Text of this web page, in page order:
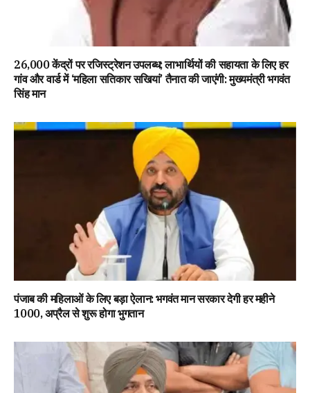
26,000 केंद्रों पर रजिस्ट्रेशन उपलब्ध; लाभार्थियों की सहायता के लिए हर
गांव और वार्ड में ‘महिला सतिकार सखियां’ तैनात की जाएंगी: मुख्यमंत्री भगवंत
सिंह मान
पंजाब की महिलाओं के लिए बड़ा ऐलान: भगवंत मान सरकार देगी हर महीने
₹1000, अप्रैल से शुरू होगा भुगतान